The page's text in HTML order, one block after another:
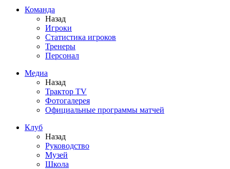
Команда
Назад
Игроки
Статистика игроков
Тренеры
Персонал
Медиа
Назад
Трактор TV
Фотогалерея
Официальные программы матчей
Клуб
Назад
Руководство
Музей
Школа